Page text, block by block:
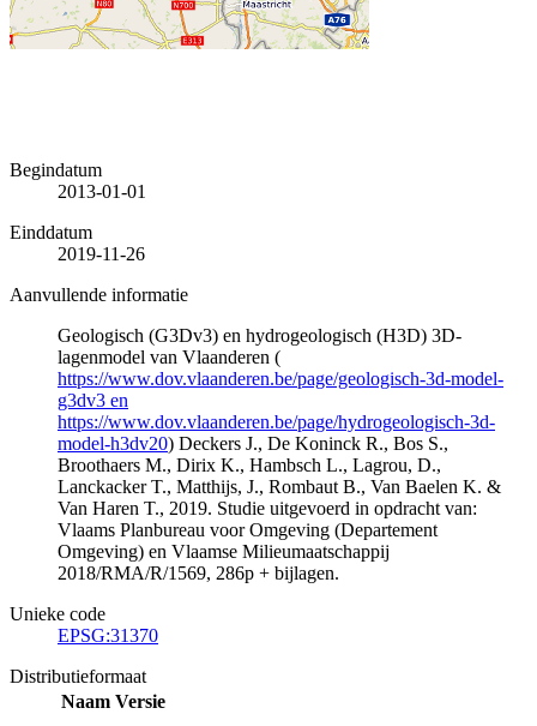
Begindatum
2013-01-01
Einddatum
2019-11-26
Aanvullende informatie
Geologisch (G3Dv3) en hydrogeologisch (H3D) 3D-
lagenmodel van Vlaanderen (
https://www.dov.vlaanderen.be/page/geologisch-3d-model-
g3dv3 en
https://www.dov.vlaanderen.be/page/hydrogeologisch-3d-
model-h3dv20) Deckers J., De Koninck R., Bos S.,
Broothaers M., Dirix K., Hambsch L., Lagrou, D.,
Lanckacker T., Matthijs, J., Rombaut B., Van Baelen K. &
Van Haren T., 2019. Studie uitgevoerd in opdracht van:
Vlaams Planbureau voor Omgeving (Departement
Omgeving) en Vlaamse Milieumaatschappij
2018/RMA/R/1569, 286p + bijlagen.
Unieke code
EPSG:31370
Distributieformaat
Naam Versie